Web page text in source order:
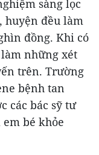
sàng lọc
huyện đều làm
đồng. Khi có
những xét
trên. Trường
bệnh tan
các bác sỹ tư
bé khỏe